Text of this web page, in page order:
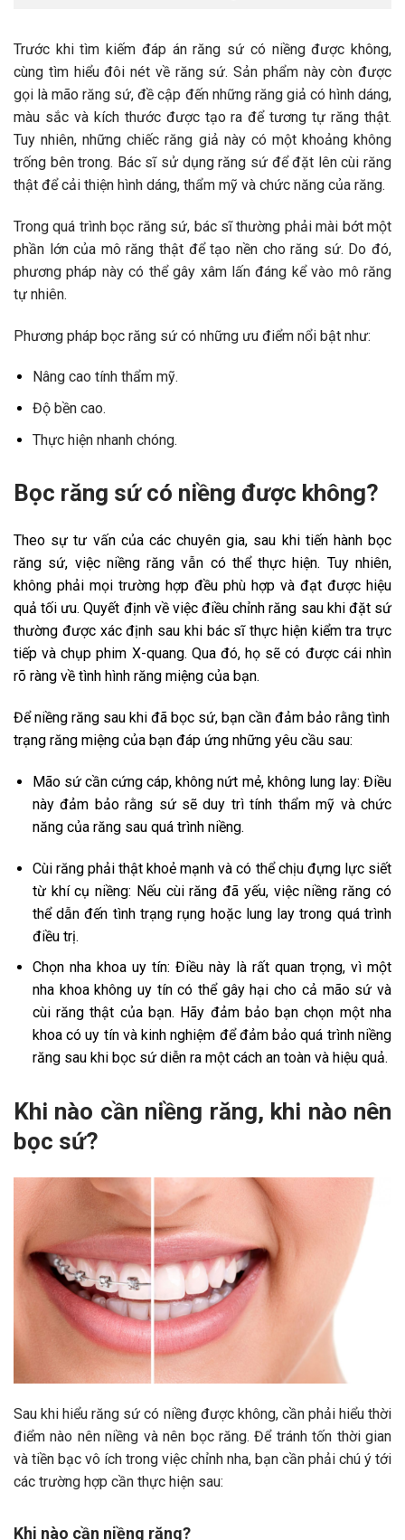
Trước khi tìm kiếm đáp án răng sứ có niềng được không,
cùng tìm hiểu đôi nét về răng sứ. Sản phẩm này còn được
gọi là mão răng sứ, đề cập đến những răng giả có hình dáng,
màu sắc và kích thước được tạo ra để tương tự răng thật.
Tuy nhiên, những chiếc răng giả này có một khoảng không
trống bên trong. Bác sĩ sử dụng răng sứ để đặt lên cùi răng
thật để cải thiện hình dáng, thẩm mỹ và chức năng của răng.
Trong quá trình bọc răng sứ, bác sĩ thường phải mài bớt một
phần lớn của mô răng thật để tạo nền cho răng sứ. Do đó,
phương pháp này có thể gây xâm lấn đáng kể vào mô răng
tự nhiên.
Phương pháp bọc răng sứ có những ưu điểm nổi bật như:
Nâng cao tính thẩm mỹ.
Độ bền cao.
Thực hiện nhanh chóng.
Bọc răng sứ có niềng được không?
Theo sự tư vấn của các chuyên gia, sau khi tiến hành bọc
răng sứ, việc niềng răng vẫn có thể thực hiện. Tuy nhiên,
không phải mọi trường hợp đều phù hợp và đạt được hiệu
quả tối ưu. Quyết định về việc điều chỉnh răng sau khi đặt sứ
thường được xác định sau khi bác sĩ thực hiện kiểm tra trực
tiếp và chụp phim X-quang. Qua đó, họ sẽ có được cái nhìn
rõ ràng về tình hình răng miệng của bạn.
Để niềng răng sau khi đã bọc sứ, bạn cần đảm bảo rằng tình
trạng răng miệng của bạn đáp ứng những yêu cầu sau:
Mão sứ cần cứng cáp, không nứt mẻ, không lung lay: Điều
này đảm bảo rằng sứ sẽ duy trì tính thẩm mỹ và chức
năng của răng sau quá trình niềng.
Cùi răng phải thật khoẻ mạnh và có thể chịu đựng lực siết
từ khí cụ niềng: Nếu cùi răng đã yếu, việc niềng răng có
thể dẫn đến tình trạng rụng hoặc lung lay trong quá trình
điều trị.
Chọn nha khoa uy tín: Điều này là rất quan trọng, vì một
nha khoa không uy tín có thể gây hại cho cả mão sứ và
cùi răng thật của bạn. Hãy đảm bảo bạn chọn một nha
khoa có uy tín và kinh nghiệm để đảm bảo quá trình niềng
răng sau khi bọc sứ diễn ra một cách an toàn và hiệu quả.
Khi nào cần niềng răng, khi nào nên
bọc sứ?
Sau khi hiểu răng sứ có niềng được không, cần phải hiểu thời
điểm nào nên niềng và nên bọc răng. Để tránh tốn thời gian
và tiền bạc vô ích trong việc chỉnh nha, bạn cần phải chú ý tới
các trường hợp cần thực hiện sau:
Khi nào cần niềng răng?